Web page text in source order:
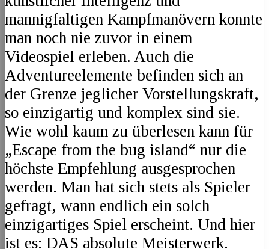
mannigfaltigen Kampfmanövern konnte
man noch nie zuvor in einem
Videospiel erleben. Auch die
Adventureelemente befinden sich an
der Grenze jeglicher Vorstellungskraft,
so einzigartig und komplex sind sie.
Wie wohl kaum zu überlesen kann für
„Escape from the bug island“ nur die
höchste Empfehlung ausgesprochen
werden. Man hat sich stets als Spieler
gefragt, wann endlich ein solch
einzigartiges Spiel erscheint. Und hier
ist es: DAS absolute Meisterwerk.